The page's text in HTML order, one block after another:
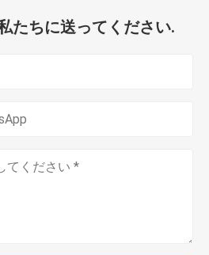
たちに送ってください.